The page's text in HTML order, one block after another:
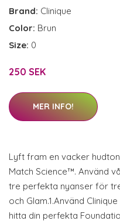
Brand: Clinique
Color: Brun
Size: 0
250 SEK
MER INFO!
Lyft fram en vacker
Match Science™. Använd
tre perfekta nyanser för
och Glam.1.Använd
hitta din perfekta